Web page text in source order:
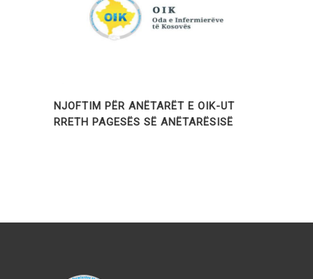
NJOFTIM PËR ANËTARËT E OIK-UT
RRETH PAGESËS SË ANËTARËSISË